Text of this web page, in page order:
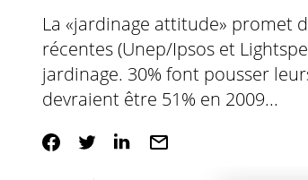
La «jardinage attitude» promet
récentes (Unep/Ipsos et
jardinage. 30% font pousser
devraient être 51% en 2009...